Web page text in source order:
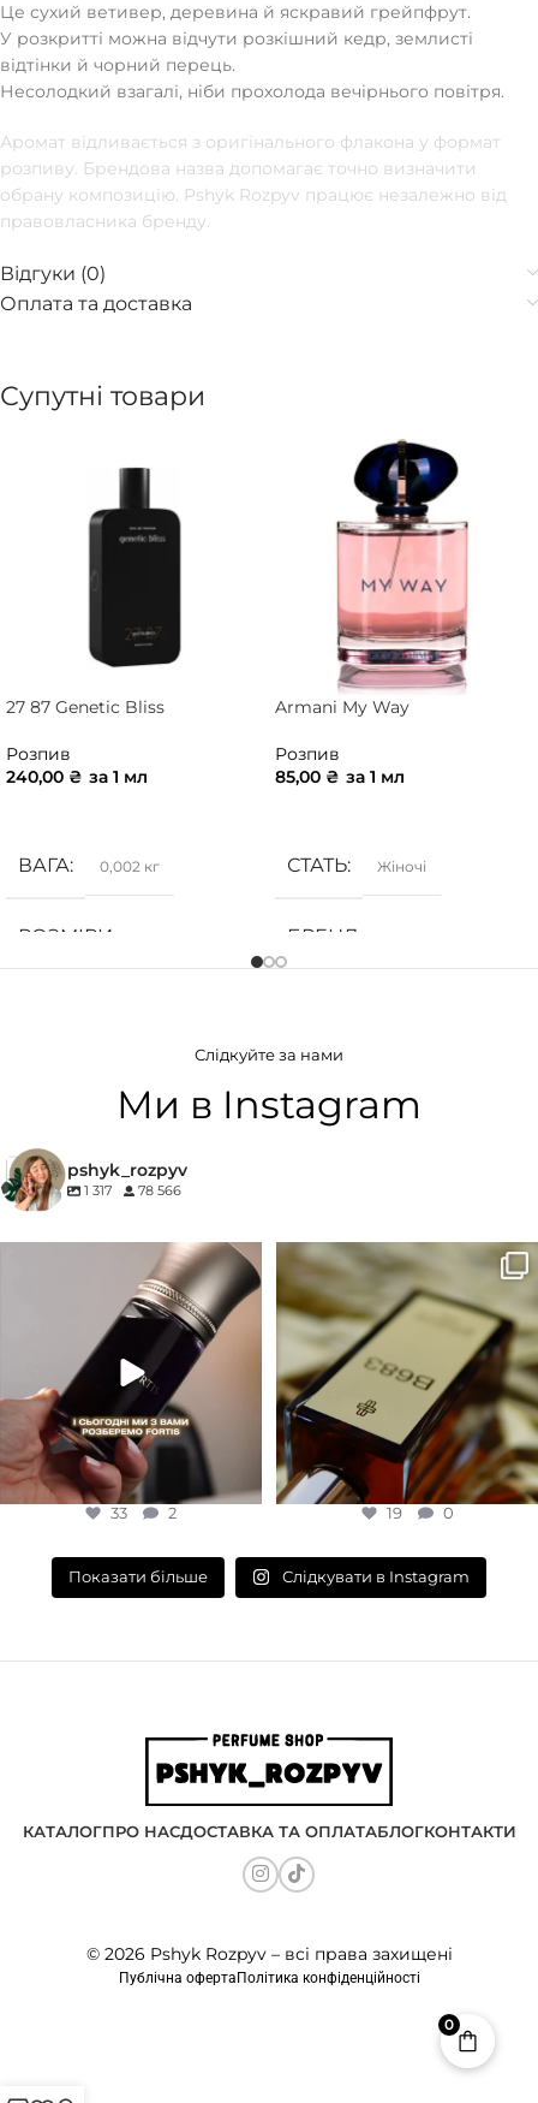
Це сухий ветивер, деревина й яскравий грейпфрут.
У розкритті можна відчути розкішний кедр, землисті
відтінки й чорний перець.
Несолодкий взагалі, ніби прохолода вечірнього повітря.
Аромат відливається з оригінального флакона у формат
розпиву. Брендова назва допомагає точно визначити
обрану композицію. Pshyk Rozpyv працює незалежно від
правовласника бренду.
Відгуки (0)
Оплата та доставка
Супутні товари
27 87 Genetic Bliss
Розпив
240,00 ₴ за 1 мл
ВАГА 0,002 кг
РОЗМІРИ
ГРУПА АРОМАТУ
Деревинні
КОНЦЕНТРАЦІЯ
EDP (парфумована вода)
Armani My Way
Розпив
85,00 ₴ за 1 мл
СТАТЬ Жіночі
БРЕНД
Слідкуйте за нами
Ми в Instagram
pshyk_rozpyv
1 317 78 566
Для замовлення переходьте на
сайт або в Instagram...
33 2
33 2
Marc-Antoine Barrois B683 - це
запах вечора в
19
19 0
Показати більше Слідкувати в Instagram
КАТАЛОГПРО НАСДОСТАВКА ТА ОПЛАТАБЛОГКОНТАКТИ
© 2026 Pshyk Rozpyv – всі права захищені
Публічна офертаПолітика конфіденційності
0